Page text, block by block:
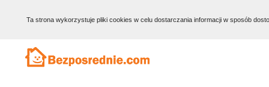
Ta strona wykorzystuje pliki cookies w celu dostarczania informacji w sposób